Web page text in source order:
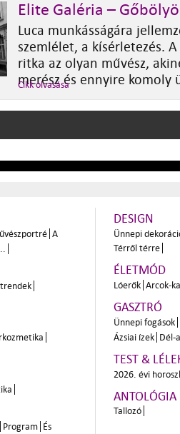
Elite Galéria –
Luca munkásságára
szemlélet, a kísérletezés.
ritka az olyan művész,
merész és ennyire komoly
Cikk olvasása
A
Program És
DESIGN
Ünnepi
Térről térre
ÉLETMÓD
Lóerők Arcok-
GASZTRÓ
Ünnepi fogások
Ázsiai ízek Dél-
TEST &
2026. évi
ANTOLÓGIA
Tallozó